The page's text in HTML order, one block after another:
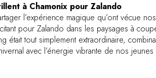
à Chamonix pour Zalando
l’expérience magique qu’ont vécue
pour Zalando dans les paysages à
était tout simplement extraordinaire,
avec l’énergie vibrante de nos jeunes